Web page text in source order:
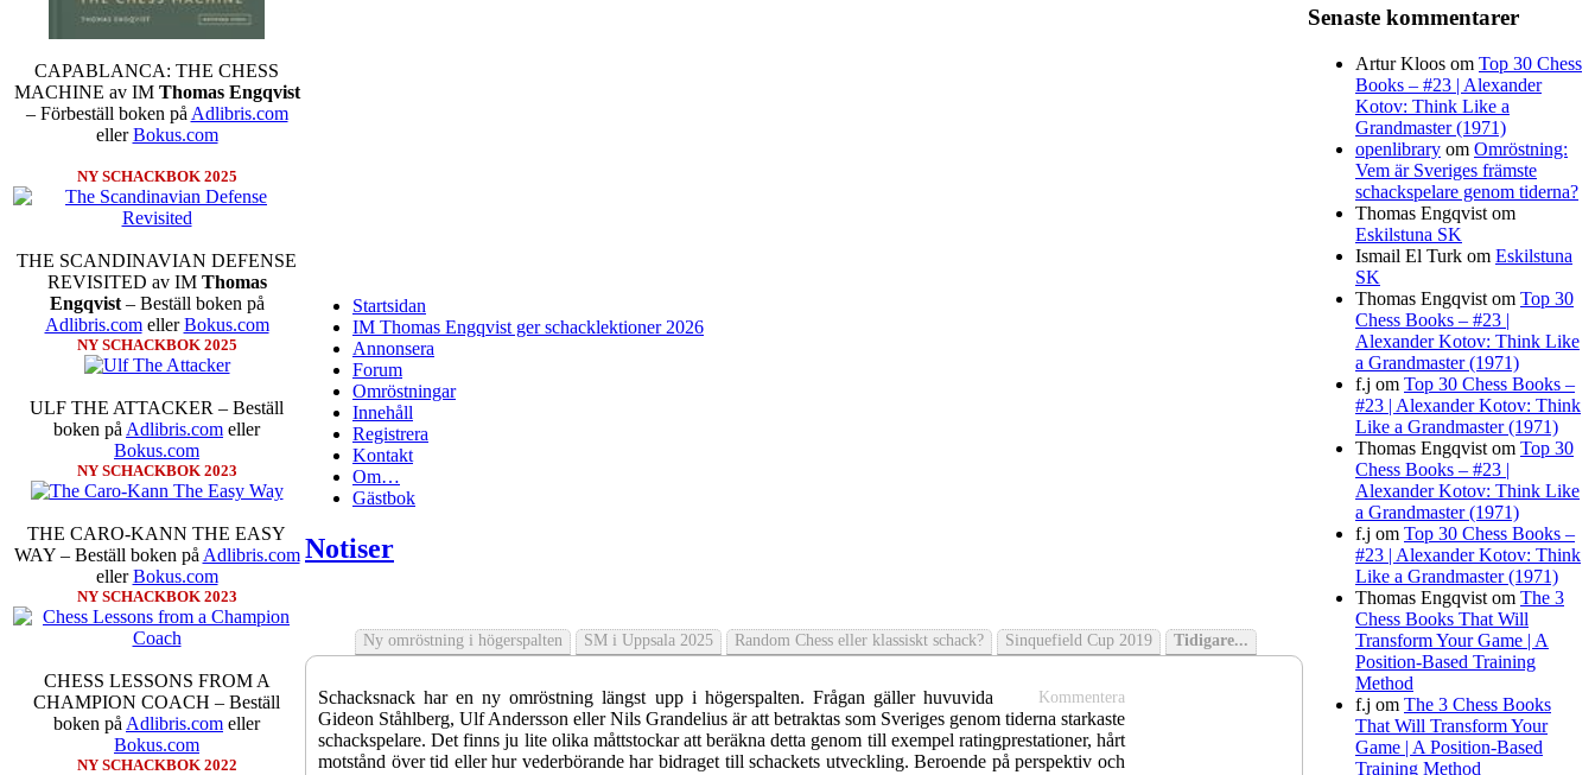
CAPABLANCA: THE CHESS
MACHINE av IM Thomas Engqvist
– Förbeställ boken på Adlibris.com
ellerBokus.com
NY SCHACKBOK 2025
THE SCANDINAVIAN DEFENSE
REVISITED av IM Thomas
Engqvist– Beställ boken på
Adlibris.comellerBokus.com
NY SCHACKBOK 2025
ULF THE ATTACKER – Beställ
boken på Adlibris.com eller
Bokus.com
NY SCHACKBOK 2023
THE CARO-KANN THE EASY
WAY – Beställ boken på Adlibris.com
ellerBokus.com
NY SCHACKBOK 2023
CHESS LESSONS FROM A
CHAMPION COACH – Beställ
boken på Adlibris.com eller
Bokus.com
NY SCHACKBOK 2022
Startsidan
IM Thomas Engqvist ger schacklektioner 2026
Annonsera
Forum
Omröstningar
Innehåll
Registrera
Kontakt
Om…
Gästbok
Notiser
Ny omröstning i högerspalten SM i Uppsala 2025 Random Chess eller klassiskt schack? Sinquefield Cup 2019 Tidigare...
Kommentera
Schacksnack har en ny omröstning längst upp i högerspalten. Frågan gäller huvuvida
Gideon Ståhlberg, Ulf Andersson eller Nils Grandelius är att betraktas som Sveriges genom tiderna starkaste
schackspelare. Det finns ju lite olika måttstockar att beräkna detta genom till exempel ratingprestationer, hårt
motstånd över tid eller hur vederbörande har bidraget till schackets utveckling. Beroende på perspektiv och
Senaste kommentarer
Artur Kloos om Top 30 Chess
Books – #23 | Alexander
Kotov: Think Like a
Grandmaster (1971)
openlibrary om Omröstning:
Vem är Sveriges främste
schackspelare genom tiderna?
Thomas Engqvist om
Eskilstuna SK
Ismail El Turk om Eskilstuna
SK
Thomas Engqvist om Top 30
Chess Books – #23 |
Alexander Kotov: Think Like
a Grandmaster (1971)
f.j om Top 30 Chess Books –
#23 | Alexander Kotov: Think
Like a Grandmaster (1971)
Thomas Engqvist om Top 30
Chess Books – #23 |
Alexander Kotov: Think Like
a Grandmaster (1971)
f.j om Top 30 Chess Books –
#23 | Alexander Kotov: Think
Like a Grandmaster (1971)
Thomas Engqvist om The 3
Chess Books That Will
Transform Your Game | A
Position-Based Training
Method
f.j om The 3 Chess Books
That Will Transform Your
Game | A Position-Based
Training Method